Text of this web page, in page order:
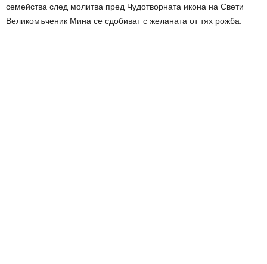
семейства след молитва пред Чудотворната икона на Свети
Великомъченик Мина се сдобиват с желаната от тях рожба.